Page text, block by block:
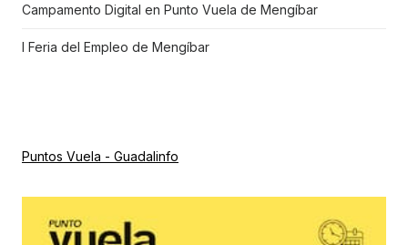
Campamento Digital en Punto Vuela de Mengíbar
I Feria del Empleo de Mengíbar
Puntos Vuela - Guadalinfo